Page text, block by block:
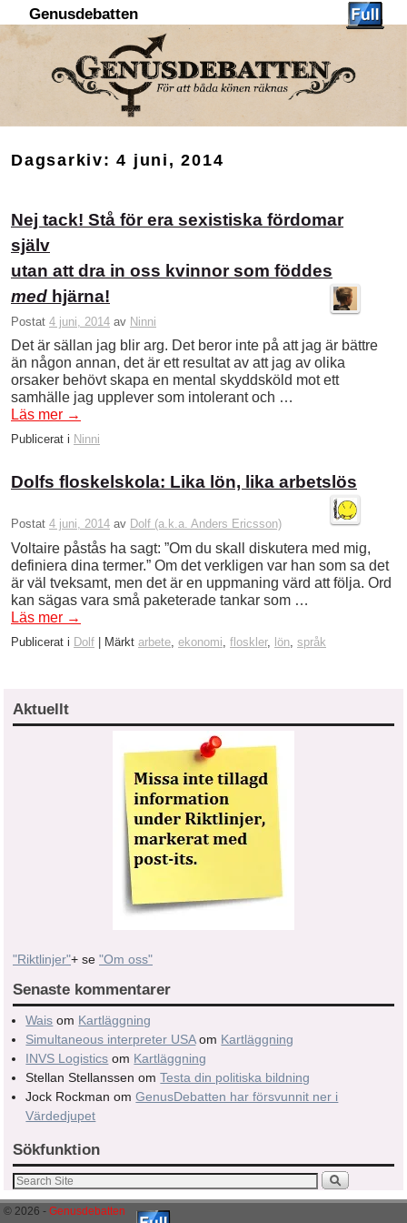
Genusdebatten
Dagsarkiv:4 juni, 2014
Nej tack! Stå för era sexistiska fördomar
själv
utan att dra in oss kvinnor som föddes
med hjärna!
Postat 4 juni, 2014 av Ninni
Det är sällan jag blir arg. Det beror inte på att jag är bättre
än någon annan, det är ett resultat av att jag av olika
orsaker behövt skapa en mental skyddsköld mot ett
samhälle jag upplever som intolerant och …
Läs mer →
Publicerat i Ninni
Dolfs floskelskola: Lika lön, lika arbetslös
Postat 4 juni, 2014 av Dolf (a.k.a. Anders Ericsson)
Voltaire påstås ha sagt: ”Om du skall diskutera med mig,
definiera dina termer.” Om det verkligen var han som sa det
är väl tveksamt, men det är en uppmaning värd att följa. Ord
kan sägas vara små paketerade tankar som …
Läs mer →
Publicerat i Dolf Märkt arbete, ekonomi, floskler, lön, språk
Aktuellt
"Riktlinjer"+ se "Om oss"
Senaste kommentarer
Wais om Kartläggning
Simultaneous interpreter USAom Kartläggning
INVS Logistics om Kartläggning
Stellan Stellanssen omTesta din politiska bildning
Jock Rockman omGenusDebatten har försvunnit ner i
Värdedjupet
Sökfunktion
© 2026 - Genusdebatten